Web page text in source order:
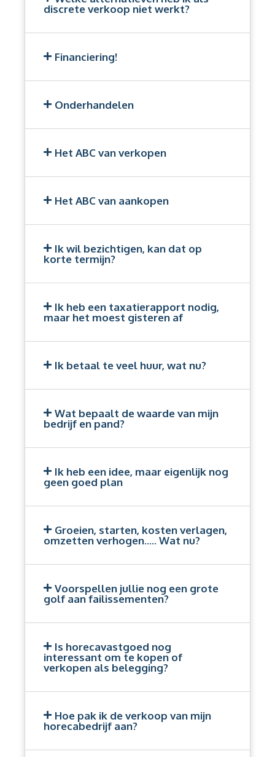
discrete verkoop niet werkt?
Financiering!
Onderhandelen
Het ABC van verkopen
Het ABC van aankopen
Ik wil bezichtigen, kan dat op
korte termijn?
Ik heb een taxatierapport nodig,
maar het moest gisteren af
Ik betaal te veel huur, wat nu?
Wat bepaalt de waarde van mijn
bedrijf en pand?
Ik heb een idee, maar eigenlijk nog
geen goed plan
Groeien, starten, kosten verlagen,
omzetten verhogen..... Wat nu?
Voorspellen jullie nog een grote
golf aan failissementen?
Is horecavastgoed nog
interessant om te kopen of
verkopen als belegging?
Hoe pak ik de verkoop van mijn
horecabedrijf aan?